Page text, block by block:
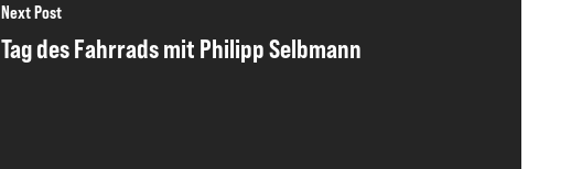
Next Post
Tag des Fahrrads mit Philipp Selbmann